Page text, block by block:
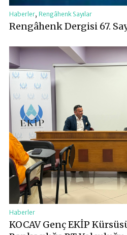
Haberler, Rengâhenk Sayılar
Rengâhenk Dergisi 67.
Haberler
KOCAV Genç EKİP